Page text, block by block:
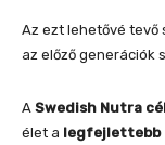
Az ezt lehetővé tevő
az előző generációk
A Swedish Nutra
élet a legfejlettebb